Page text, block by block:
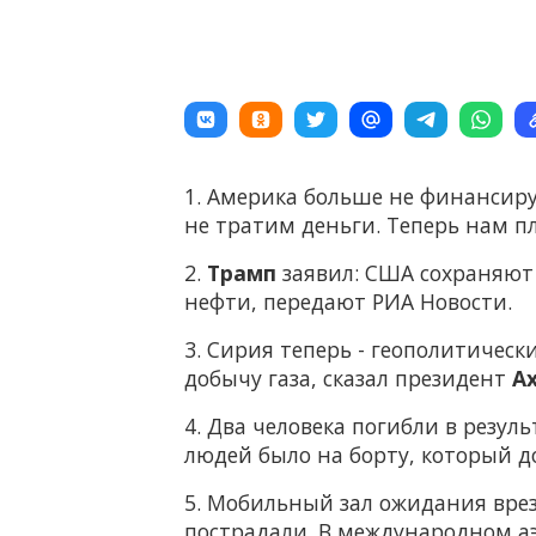
1. Америка больше не
не тратим деньги. Теперь нам
2. Трамп заявил: США
нефти, передают РИА Новости.
3. Сирия теперь -
добычу газа, сказал президент
4. Два человека погибли в
людей было на борту, который
5. Мобильный зал ожидания